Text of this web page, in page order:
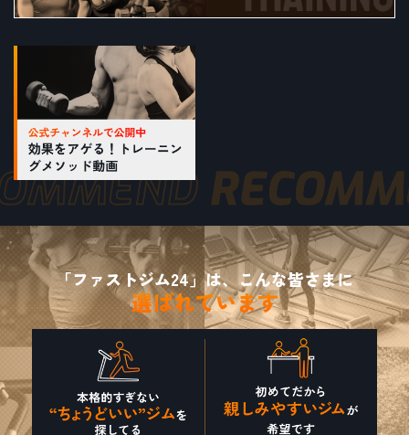
「ファストジム24」は、こんな皆さまに
選ばれています